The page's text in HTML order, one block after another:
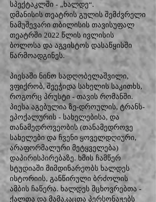
სპექტაკლში - „ხალდე“.
დმანისის თეატრის გულის შემძვრელი
ნამუშევარი თბილისის თავისუფალ
თეატრში 2022 წლის ივლისის
ბოლოსა და აგვისტოს დასაწყისში
წარმოადგინეს.
პიესაში ნინო სადღობელაშვილი,
ვფიქრობ, შეეჭიდა სახელის საკითხს,
როგორც პრუსტი - თავის რომანში.
პიესა აგებულია ზე-დროულის, ტრანს-
ეპოქალურის - სახელებისა, და
თანამედროვეობის (თანამედროვე
სახელები და ჩვენი ყოველდღიური,
არაფორმალური მეტყველება)
დაპირისპირებაზე. ხმის ჩამწერ
სტუდიაში მიმდინარეობს ხალდეს
ისტორიის, განწირული ბრძოლის
ამბის ჩაწერა. ხალდეს მცხოვრებთა -
ქალთა და მამაკაცთა პერსონაჟებს